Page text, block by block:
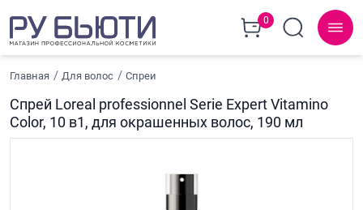
0
Главная Для волос Спреи
Спрей Loreal professionnel Serie Expert Vitamino
Color, 10 в1, для окрашенных волос, 190 мл